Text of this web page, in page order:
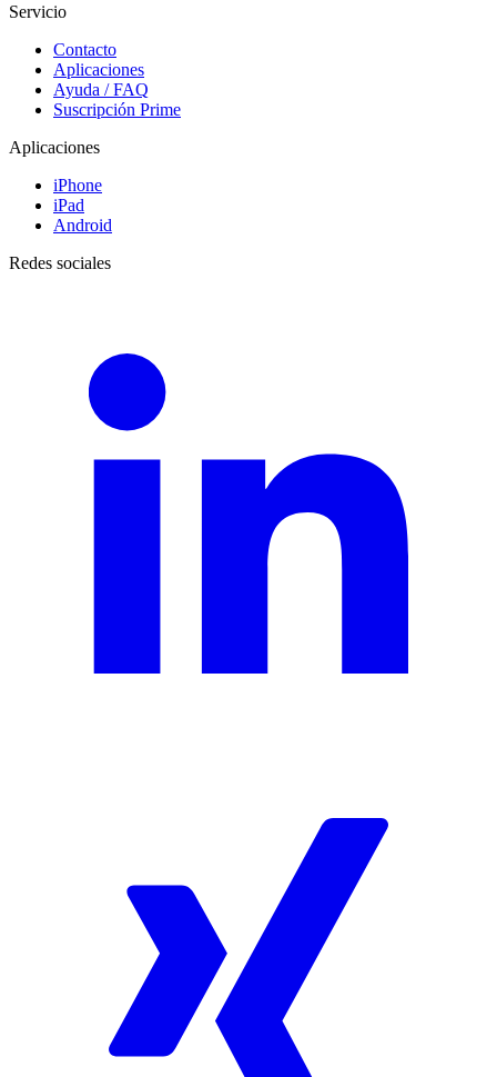
Servicio
Contacto
Aplicaciones
Ayuda / FAQ
Suscripción Prime
Aplicaciones
iPhone
iPad
Android
Redes sociales